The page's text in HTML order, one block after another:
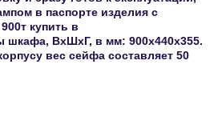
в паспорте изделия с
купить в
шкафа, ВxШxГ, в мм: 900x440x355.
вес сейфа составляет 50